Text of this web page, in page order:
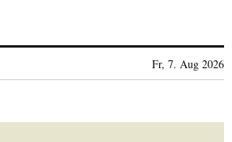
Fr, 7. Aug 2026